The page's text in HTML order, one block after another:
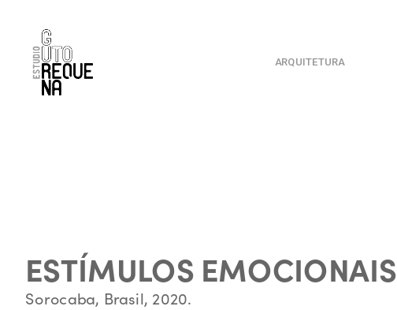
ARQUITETURA
ESTÍMULOS EMOCIONAIS
Sorocaba, Brasil, 2020.